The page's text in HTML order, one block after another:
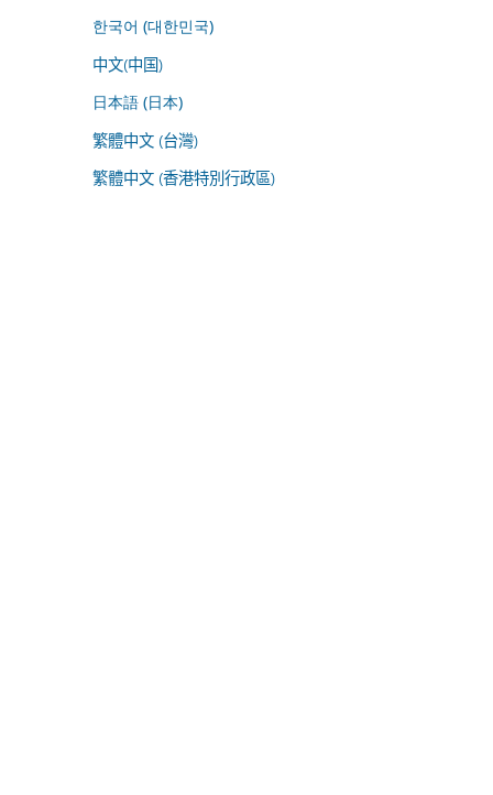
한국어 (대한민국)
中文(中国)
日本語 (日本)
繁體中文 (台灣)
繁體中文 (香港特別行政區)